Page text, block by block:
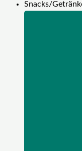
Snacks/